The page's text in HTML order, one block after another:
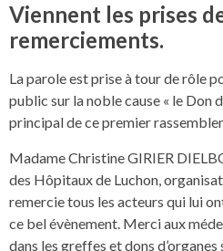
Viennent les prises
remerciements.
La parole est prise à tour de rôle
public sur la noble cause « le Don
principal de ce premier
Madame Christine GIRIER
des Hôpitaux de Luchon,
remercie tous les acteurs qui lui
ce bel évènement. Merci aux
dans les greffes et dons